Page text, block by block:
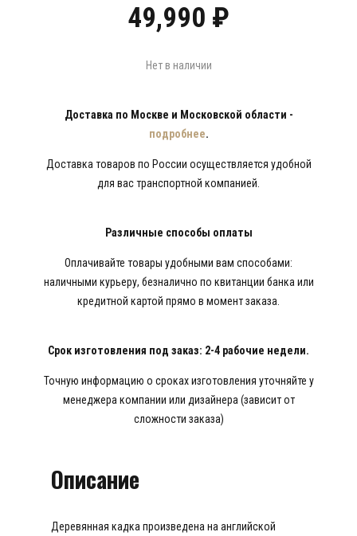
49,990 ₽
Нет в наличии
Доставка по Москве и Московской области -
подробнее.
Доставка товаров по России осуществляется удобной
для вас транспортной компанией.
Различные способы оплаты
Оплачивайте товары удобными вам способами:
наличными курьеру, безналично по квитанции банка или
кредитной картой прямо в момент заказа.
Срок изготовления под заказ: 2-4 рабочие недели.
Точную информацию о сроках изготовления уточняйте у
менеджера компании или дизайнера (зависит от
сложности заказа)
Описание
Деревянная кадка произведена на английской